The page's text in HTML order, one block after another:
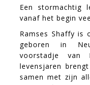
Een stormachtig
vanaf het begin
Ramses Shaffy is
geboren in
voorstadje van
levensjaren
samen met zijn